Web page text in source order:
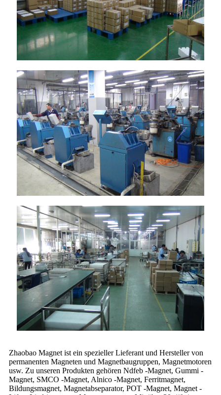
Zhaobao Magnet ist ein spezieller Lieferant und Hersteller von
permanenten Magneten und Magnetbaugruppen, Magnetmotoren
usw. Zu unseren Produkten gehören Ndfeb -Magnet, Gummi -
Magnet, SMCO -Magnet, Alnico -Magnet, Ferritmagnet,
Bildungsmagnet, Magnetabseparator, POT -Magnet, Magnet -